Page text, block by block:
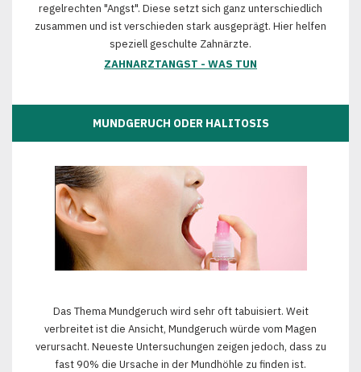
regelrechten "Angst". Diese setzt sich ganz unterschiedlich
zusammen und ist verschieden stark ausgeprägt. Hier helfen
speziell geschulte Zahnärzte.
ZAHNARZTANGST - WAS TUN
MUNDGERUCH ODER HALITOSIS
Das Thema Mundgeruch wird sehr oft tabuisiert. Weit
verbreitet ist die Ansicht, Mundgeruch würde vom Magen
verursacht. Neueste Untersuchungen zeigen jedoch, dass zu
fast 90% die Ursache in der Mundhöhle zu finden ist.